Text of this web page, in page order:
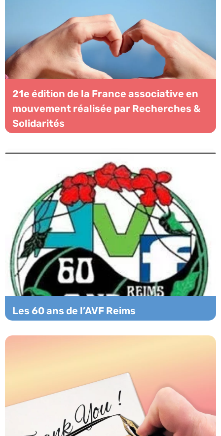
21e édition de la France associative en
mouvement réalisée par Recherches &
Solidarités
Les 60 ans de l’AVF Reims